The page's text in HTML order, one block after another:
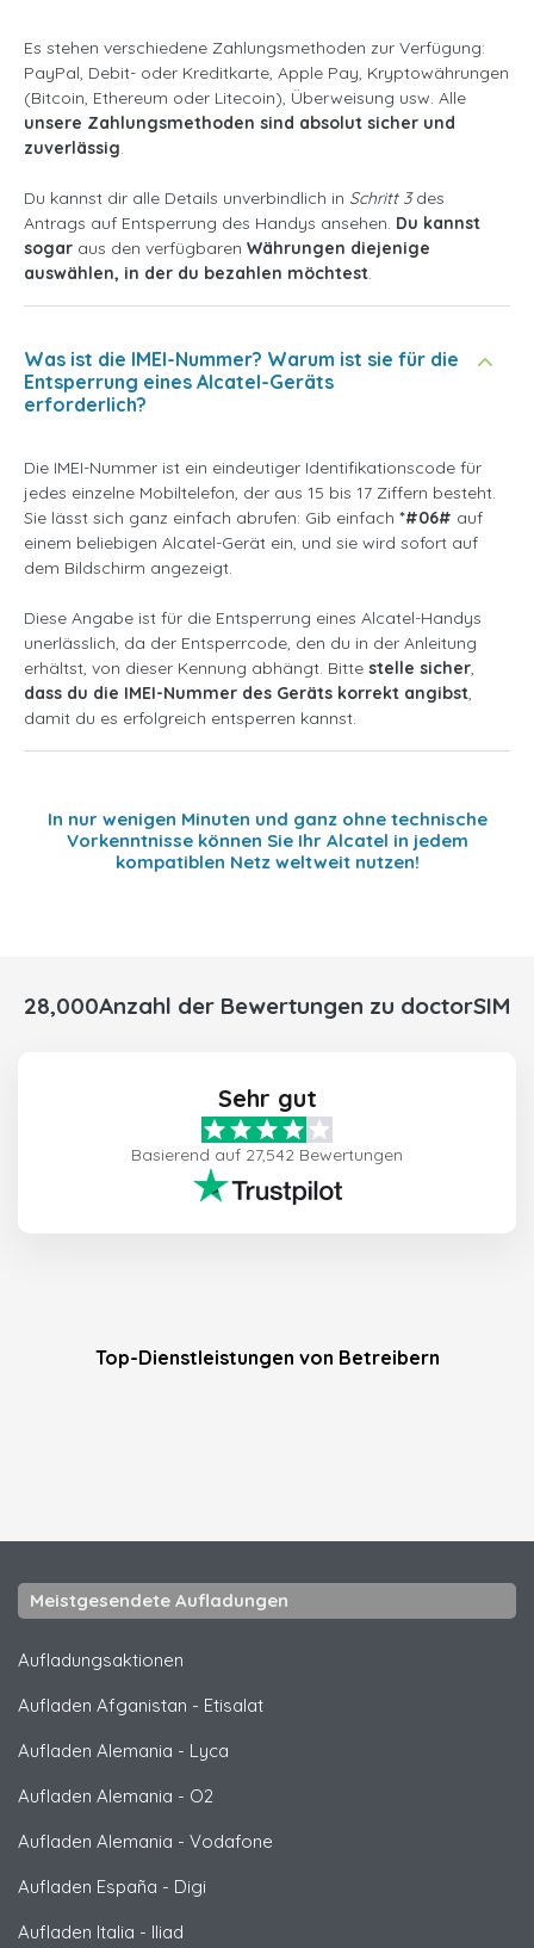
Es stehen verschiedene Zahlungsmethoden zur Verfügung:
PayPal, Debit- oder Kreditkarte, Apple Pay, Kryptowährungen
(Bitcoin, Ethereum oder Litecoin), Überweisung usw. Alle
unsere Zahlungsmethoden sind absolut sicher und
zuverlässig.
Du kannst dir alle Details unverbindlich in Schritt 3des
Antrags auf Entsperrung des Handys ansehen. Du kannst
sogar aus den verfügbaren Währungen diejenige
auswählen, in der du bezahlen möchtest.
Was ist die IMEI-Nummer? Warum ist sie für die
Entsperrung eines Alcatel-Geräts
erforderlich?
Die IMEI-Nummer ist ein eindeutiger Identifikationscode für
jedes einzelne Mobiltelefon, der aus 15 bis 17 Ziffern besteht.
Sie lässt sich ganz einfach abrufen: Gib einfach *#06# auf
einem beliebigen Alcatel-Gerät ein, und sie wird sofort auf
dem Bildschirm angezeigt.
Diese Angabe ist für die Entsperrung eines Alcatel-Handys
unerlässlich, da der Entsperrcode, den du in der Anleitung
erhältst, von dieser Kennung abhängt. Bitte stelle sicher,
dass du die IMEI-Nummer des Geräts korrekt angibst,
damit du es erfolgreich entsperren kannst.
In nur wenigen Minuten und ganz ohne technische
Vorkenntnisse können Sie Ihr Alcatel in jedem
kompatiblen Netz weltweit nutzen!
28,000Anzahl der Bewertungen zu doctorSIM
Sehr gut
Basierend auf 27,542 Bewertungen
Top-Dienstleistungen von Betreibern
Meistgesendete Aufladungen
Aufladungsaktionen
Aufladen Afganistan - Etisalat
Aufladen Alemania - Lyca
Aufladen Alemania - O2
Aufladen Alemania - Vodafone
Aufladen España - Digi
Aufladen Italia - Iliad